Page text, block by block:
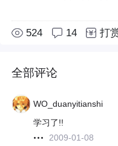
524 14 打
全部评论
WO_duanyitianshi
学习了!!
2009-01-08